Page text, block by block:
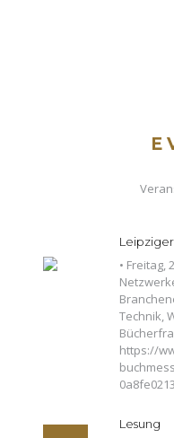
• Freitag,
Technik,
https://
Lesung